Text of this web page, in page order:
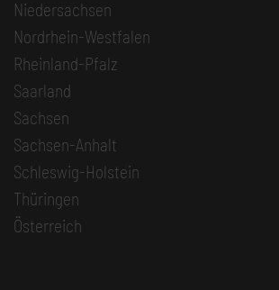
Niedersachsen
Nordrhein-Westfalen
Rheinland-Pfalz
Saarland
Sachsen
Sachsen-Anhalt
Schleswig-Holstein
Thüringen
Österreich